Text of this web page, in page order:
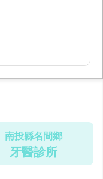
南投縣名間鄉
牙醫診所